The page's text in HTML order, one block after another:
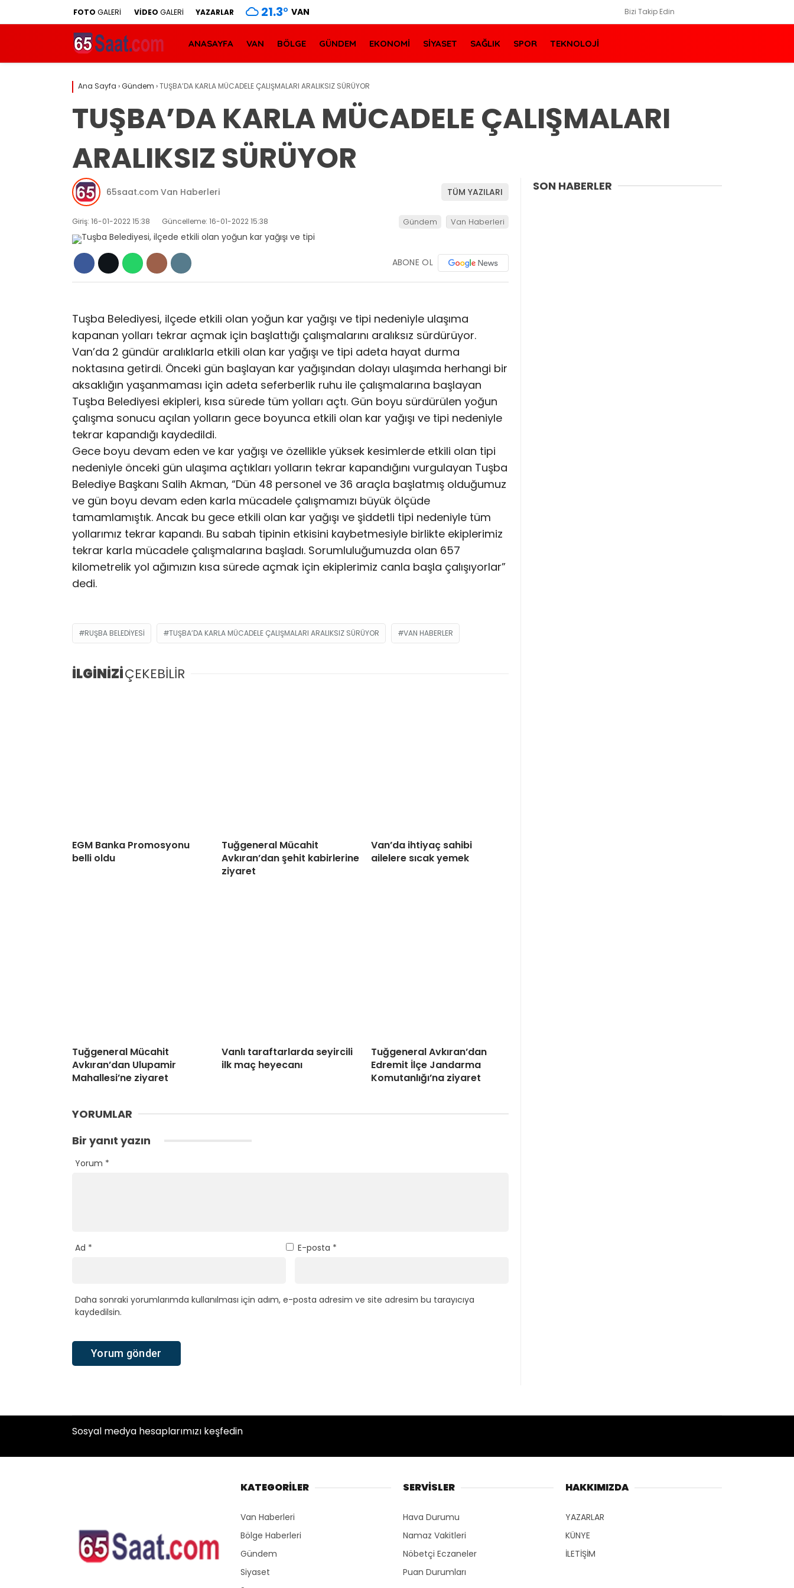
FOTO GALERİ VİDEO GALERİ YAZARLAR 21.3° VAN Bizi Takip Edin
ANASAYFA VAN BÖLGE GÜNDEM EKONOMİ SİYASET SAĞLIK SPOR TEKNOLOJİ
Ana Sayfa ›Gündem ›TUŞBA’DA KARLA MÜCADELE ÇALIŞMALARI ARALIKSIZ SÜRÜYOR
TUŞBA’DA KARLA MÜCADELE ÇALIŞMALARI
ARALIKSIZ SÜRÜYOR
65saat.com Van Haberleri TÜM YAZILARI
Giriş: 16-01-2022 15:38 Güncelleme: 16-01-2022 15:38 Gündem Van Haberleri
ABONE OL
Tuşba Belediyesi, ilçede etkili olan yoğun kar yağışı ve tipi nedeniyle ulaşıma
kapanan yolları tekrar açmak için başlattığı çalışmalarını aralıksız sürdürüyor.
Van’da 2 gündür aralıklarla etkili olan kar yağışı ve tipi adeta hayat durma
noktasına getirdi. Önceki gün başlayan kar yağışından dolayı ulaşımda herhangi bir
aksaklığın yaşanmaması için adeta seferberlik ruhu ile çalışmalarına başlayan
Tuşba Belediyesi ekipleri, kısa sürede tüm yolları açtı. Gün boyu sürdürülen yoğun
çalışma sonucu açılan yolların gece boyunca etkili olan kar yağışı ve tipi nedeniyle
tekrar kapandığı kaydedildi.
Gece boyu devam eden ve kar yağışı ve özellikle yüksek kesimlerde etkili olan tipi
nedeniyle önceki gün ulaşıma açtıkları yolların tekrar kapandığını vurgulayan Tuşba
Belediye Başkanı Salih Akman, “Dün 48 personel ve 36 araçla başlatmış olduğumuz
ve gün boyu devam eden karla mücadele çalışmamızı büyük ölçüde
tamamlamıştık. Ancak bu gece etkili olan kar yağışı ve şiddetli tipi nedeniyle tüm
yollarımız tekrar kapandı. Bu sabah tipinin etkisini kaybetmesiyle birlikte ekiplerimiz
tekrar karla mücadele çalışmalarına başladı. Sorumluluğumuzda olan 657
kilometrelik yol ağımızın kısa sürede açmak için ekiplerimiz canla başla çalışıyorlar”
dedi.
RUŞBA BELEDIYESI TUŞBA’DA KARLA MÜCADELE ÇALIŞMALARI ARALIKSIZ SÜRÜYOR VAN HABERLER
İLGİNİZİÇEKEBİLİR
EGM Banka Promosyonu
belli oldu
Tuğgeneral Mücahit
Avkıran’dan şehit kabirlerine
ziyaret
Van’da ihtiyaç sahibi
ailelere sıcak yemek
Tuğgeneral Mücahit
Avkıran’dan Ulupamir
Mahallesi’ne ziyaret
Vanlı taraftarlarda seyircili
ilk maç heyecanı
Tuğgeneral Avkıran’dan
Edremit İlçe Jandarma
Komutanlığı’na ziyaret
YORUMLAR
Bir yanıt yazın
Yorum *
Ad * E-posta *
Daha sonraki yorumlarımda kullanılması için adım, e-posta adresim ve site adresim bu tarayıcıya
kaydedilsin.
SON HABERLER
Sosyal medya hesaplarımızı keşfedin
KATEGORİLER
Van Haberleri
Bölge Haberleri
Gündem
Siyaset
SERVİSLER
Hava Durumu
Namaz Vakitleri
Nöbetçi Eczaneler
Puan Durumları
HAKKIMIZDA
YAZARLAR
KÜNYE
İLETİŞİM